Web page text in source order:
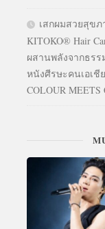
เสกผมสวยสุขภ
KITOKO® Hair
ผสานพลังจากธร
หนังศีรษะคนเอเชี
COLOUR MEETS